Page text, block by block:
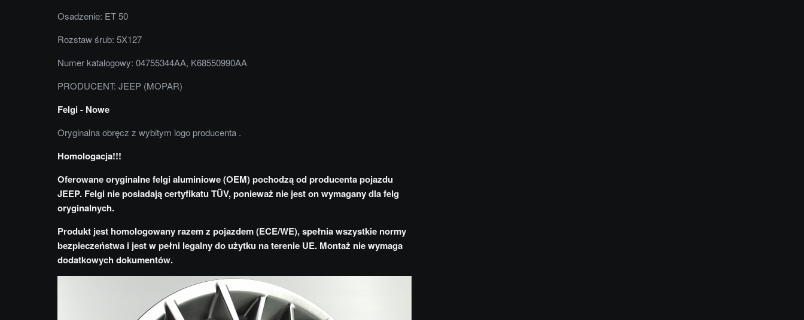
Osadzenie: ET 50
Rozstaw śrub: 5X127
Numer katalogowy: 04755344AA, K68550990AA
PRODUCENT: JEEP (MOPAR)
Felgi - Nowe
Oryginalna obręcz z wybitym logo producenta .
Homologacja!!!
Oferowane oryginalne felgi aluminiowe (OEM) pochodzą od producenta pojazdu
JEEP. Felgi nie posiadają certyfikatu TÜV, ponieważ nie jest on wymagany dla felg
oryginalnych.
Produkt jest homologowany razem z pojazdem (ECE/WE), spełnia wszystkie normy
bezpieczeństwa i jest w pełni legalny do użytku na terenie UE. Montaż nie wymaga
dodatkowych dokumentów.